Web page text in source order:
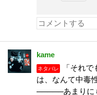
kame
ネタバレ
「それ
は、なんて中毒
─────あまりに